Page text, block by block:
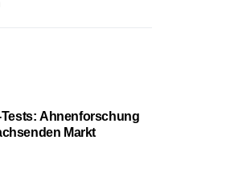
Tests: Ahnenforschung
Markt